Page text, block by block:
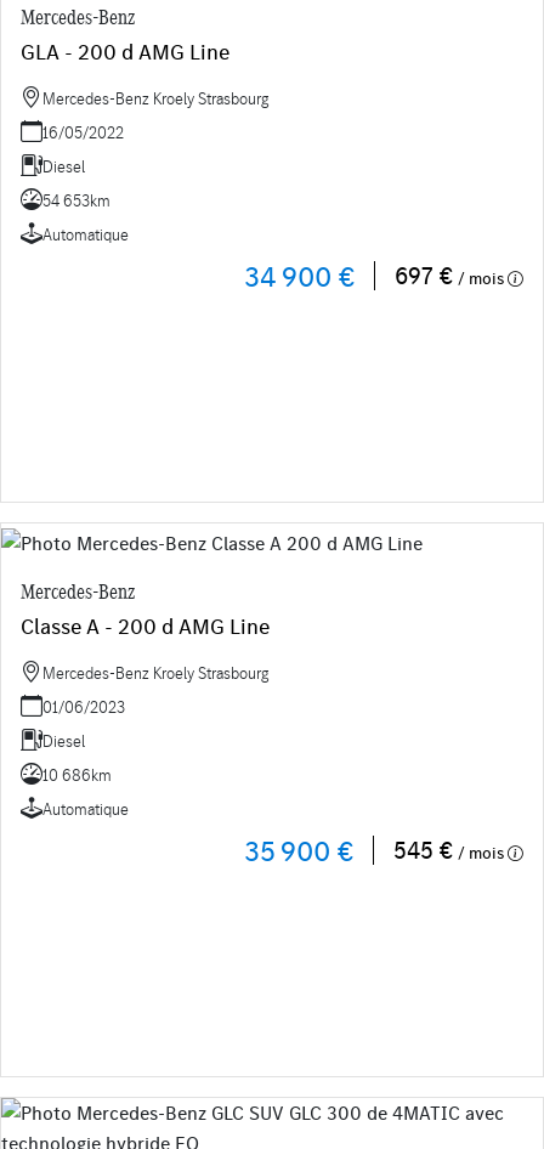
Mercedes-Benz
GLA - 200 d AMG Line
Mercedes-Benz Kroely Strasbourg
16/05/2022
Diesel
54 653km
Automatique
34 900 € 697 € / mois
Mercedes-Benz
Classe A - 200 d AMG Line
Mercedes-Benz Kroely Strasbourg
01/06/2023
Diesel
10 686km
Automatique
35 900 € 545 € / mois